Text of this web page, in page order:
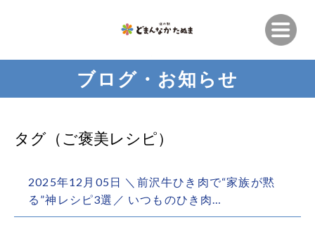
ブログ・お知らせ
タグ（ご褒美レシピ）
2025年12月05日 ＼前沢牛ひき肉で“家族が黙
る”神レシピ3選／ いつものひき肉…